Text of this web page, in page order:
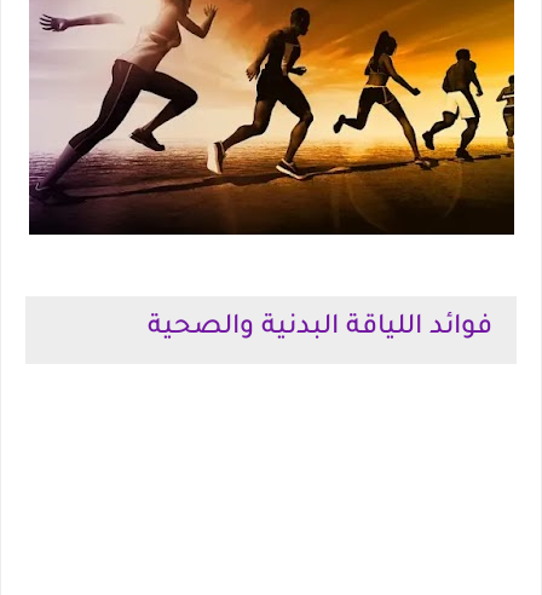
فوائد اللياقة البدنية والصحية